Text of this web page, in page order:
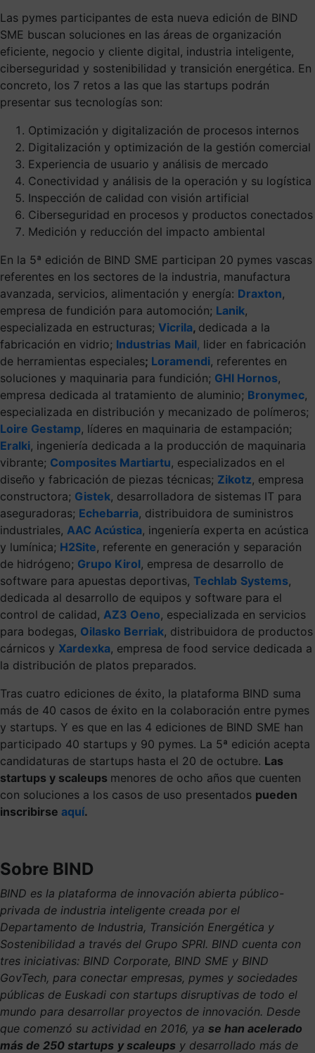
Las pymes participantes de esta nueva edición de BIND
SME buscan soluciones en las áreas de organización
eficiente, negocio y cliente digital, industria inteligente,
ciberseguridad y sostenibilidad y transición energética. En
concreto, los 7 retos a las que las startups podrán
presentar sus tecnologías son:
Optimización y digitalización de procesos internos
Digitalización y optimización de la gestión comercial
Experiencia de usuario y análisis de mercado
Conectividad y análisis de la operación y su logística
Inspección de calidad con visión artificial
Ciberseguridad en procesos y productos conectados
Medición y reducción del impacto ambiental
En la 5ª edición de BIND SME participan 20 pymes vascas
referentes en los sectores de la industria, manufactura
avanzada, servicios, alimentación y energía: Draxton,
empresa de fundición para automoción; Lanik,
especializada en estructuras; Vicrila, dedicada a la
fabricación en vidrio; Industrias Mail, lider en fabricación
de herramientas especiales; Loramendi, referentes en
soluciones y maquinaria para fundición; GHI Hornos,
empresa dedicada al tratamiento de aluminio; Bronymec,
especializada en distribución y mecanizado de polímeros;
Loire Gestamp, líderes en maquinaria de estampación;
Eralki, ingeniería dedicada a la producción de maquinaria
vibrante; Composites Martiartu, especializados en el
diseño y fabricación de piezas técnicas; Zikotz, empresa
constructora; Gistek, desarrolladora de sistemas IT para
aseguradoras; Echebarria, distribuidora de suministros
industriales, AAC Acústica, ingeniería experta en acústica
y lumínica; H2Site, referente en generación y separación
de hidrógeno; Grupo Kirol, empresa de desarrollo de
software para apuestas deportivas, Techlab Systems,
dedicada al desarrollo de equipos y software para el
control de calidad, AZ3 Oeno, especializada en servicios
para bodegas, Oilasko Berriak, distribuidora de productos
cárnicos y Xardexka, empresa de food service dedicada a
la distribución de platos preparados.
Tras cuatro ediciones de éxito, la plataforma BIND suma
más de 40 casos de éxito en la colaboración entre pymes
y startups. Y es que en las 4 ediciones de BIND SME han
participado 40 startups y 90 pymes. La 5ª edición acepta
candidaturas de startups hasta el 20 de octubre. Las
startups y scaleups menores de ocho años que cuenten
con soluciones a los casos de uso presentados pueden
inscribirse aquí.
Sobre BIND
BIND es la plataforma de innovación abierta público-
privada de industria inteligente creada por el
Departamento de Industria, Transición Energética y
Sostenibilidad a través del Grupo SPRI. BIND cuenta con
tres iniciativas: BIND Corporate, BIND SME y BIND
GovTech, para conectar empresas, pymes y sociedades
públicas de Euskadi con startups disruptivas de todo el
mundo para desarrollar proyectos de innovación. Desde
que comenzó su actividad en 2016, ya se han acelerado
más de 250 startups y scaleups y desarrollado más de